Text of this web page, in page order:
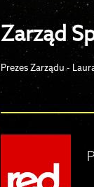
Zarząd
Prezes Zarządu -